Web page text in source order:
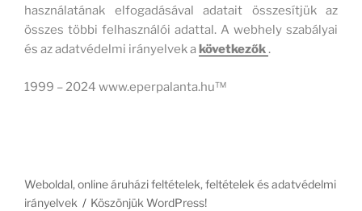
használatának elfogadásával adatait összesítjük az
összes többi felhasználói adattal. A webhely szabályai
és az adatvédelmi irányelvek a következők.
1999 – 2024 www.eperpalanta.hu™
Weboldal, online áruházi feltételek, feltételek és adatvédelmi
irányelvek
Köszönjük WordPress!